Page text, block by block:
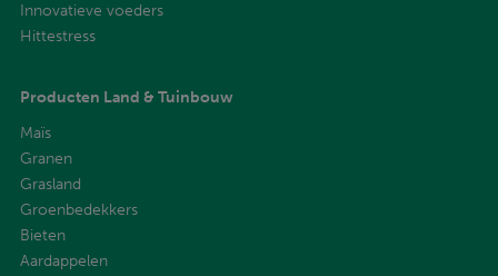
Innovatieve voeders
Hittestress
Producten Land & Tuinbouw
Maïs
Granen
Grasland
Groenbedekkers
Bieten
Aardappelen